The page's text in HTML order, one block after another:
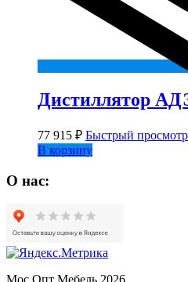
Дистиллятор
77 915 ₽ Быстрый просмотр
В корзину
О нас: